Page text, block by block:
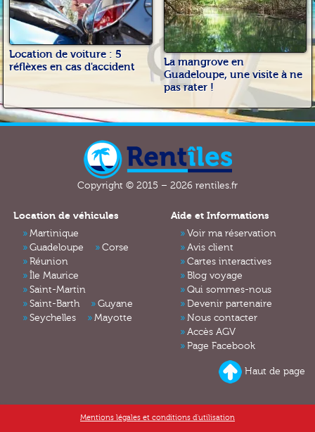
Location de voiture : 5
réflèxes en cas d'accident
La mangrove en
Guadeloupe, une visite à ne
pas rater !
Copyright © 2015 – 2026 rentiles.fr
Location de véhicules
Martinique
Guadeloupe
Corse
Réunion
Île Maurice
Saint-Martin
Saint-Barth
Guyane
Seychelles
Mayotte
Aide et Informations
Voir ma réservation
Avis client
Cartes interactives
Blog voyage
Qui sommes-nous
Devenir partenaire
Nous contacter
Accès AGV
Page Facebook
Haut de page
Mentions légales et conditions d'utilisation